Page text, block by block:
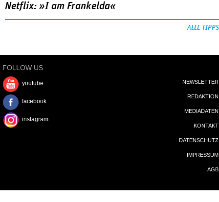
Netflix: »I am Frankelda«
ALLE TIPPS
FOLLOW US
youtube
facebook
instagram
NEWSLETTER
REDAKTION
MEDIADATEN
KONTAKT
DATENSCHUTZ
IMPRESSUM
AGB